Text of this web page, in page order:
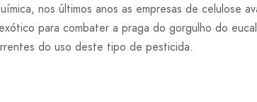
nos últimos anos as empresas de celulose
para combater a praga do gorgulho do
do uso deste tipo de pesticida.